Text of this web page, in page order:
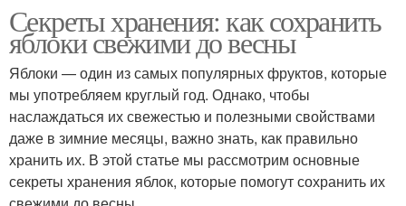
Секреты хранения: как сохранить
яблоки свежими до весны
Яблоки — один из самых популярных фруктов, которые
мы употребляем круглый год. Однако, чтобы
наслаждаться их свежестью и полезными свойствами
даже в зимние месяцы, важно знать, как правильно
хранить их. В этой статье мы рассмотрим основные
секреты хранения яблок, которые помогут сохранить их